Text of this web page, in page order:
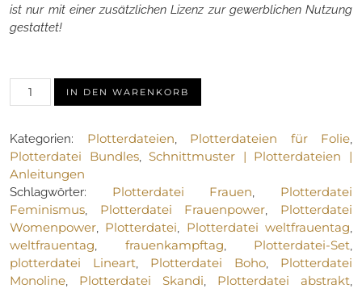
ist nur mit einer zusätzlichen Lizenz zur gewerblichen Nutzung
gestattet!
Plotterdatei-
Bundle
(21
Motive)
Menge
IN DEN WARENKORB
Kategorien: Plotterdateien, Plotterdateien für Folie,
Plotterdatei Bundles,Schnittmuster | Plotterdateien |
Anleitungen
Schlagwörter: Plotterdatei Frauen, Plotterdatei
Feminismus, Plotterdatei Frauenpower, Plotterdatei
Womenpower, Plotterdatei, Plotterdatei weltfrauentag,
weltfrauentag, frauenkampftag, Plotterdatei-Set,
plotterdatei Lineart, Plotterdatei Boho, Plotterdatei
Monoline, Plotterdatei Skandi, Plotterdatei abstrakt,